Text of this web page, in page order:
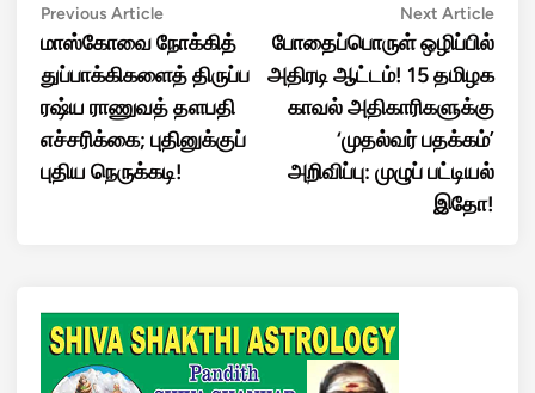
Post
navigation
Previous ArticlePrevious
article:
மாஸ்கோவை நோக்கித்
துப்பாக்கிகளைத் திருப்ப
ரஷ்ய ராணுவத் தளபதி
எச்சரிக்கை; புதினுக்குப்
புதிய நெருக்கடி!
Next ArticleNext
போதைப்பொருள் ஒழிப்பில்
அதிரடி ஆட்டம்! 15 தமிழக
காவல் அதிகாரிகளுக்கு
‘முதல்வர் பதக்கம்’
அறிவிப்பு: முழுப் பட்டியல்
இதோ!